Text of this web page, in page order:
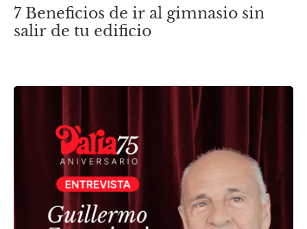
7 Beneficios de ir al gimnasio sin
salir de tu edificio